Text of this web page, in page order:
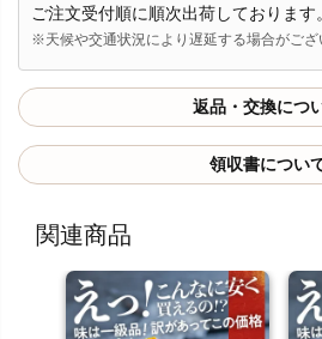
ご注文受付順に順次出荷しております。
※天候や交通状況により遅延する場合がござ
返品・交換につ
領収書につい
関連商品